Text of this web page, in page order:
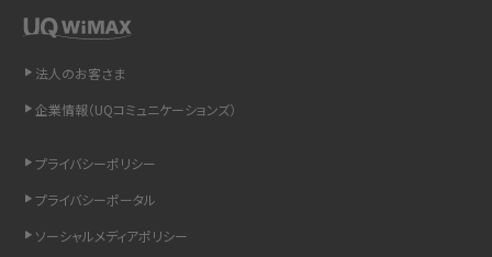
詳しく解説
Wi-Fiを快適に使うための速度はどれくらい？用途別の目安・回線ごとの平均を
紹介
LINEの着信音や通知音の設定・変更方法を解説！鳴らない場合の対処法も紹介
着信拒否とは？設定方法やブロックした番号の確認方法を解説
法人のお客さま
企業情報（UQコミュニケーションズ）
プライバシーポリシー
プライバシーポータル
ソーシャルメディアポリシー